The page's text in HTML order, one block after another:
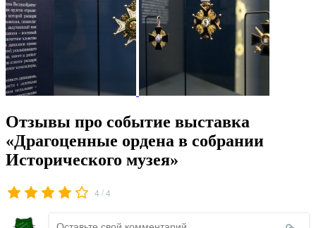
Отзывы про событие выставка
«Драгоценные ордена в собрании
Исторического музея»
4 /4